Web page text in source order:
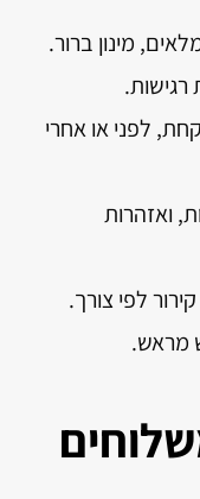
מינון ברור.
רגישות.
לפני או אחרי
ואזהרות
לפי צורך.
מראש.